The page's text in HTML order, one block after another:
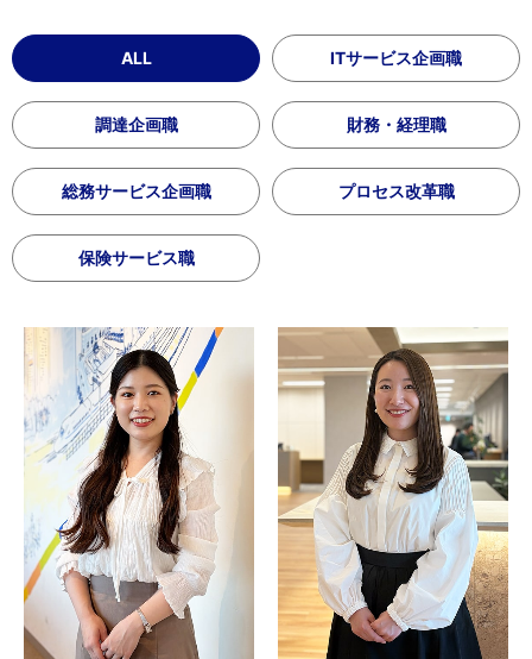
置
ALL ITサービス企画職
調達企画職 財務・経理職
総務サービス企画職 プロセス改革職
保険サービス職